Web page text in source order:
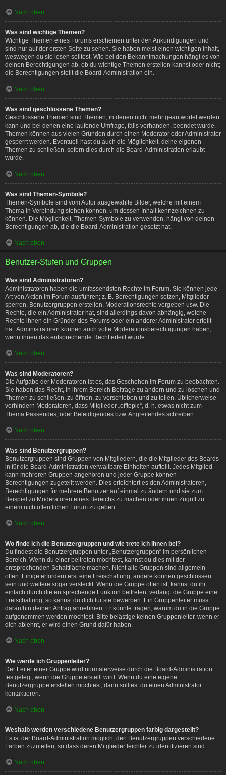
Nach oben
Was sind wichtige Themen?
Wichtige Themen eines Forums erscheinen unter den Ankündigungen und
sind nur auf der ersten Seite zu sehen. Sie haben meist einen wichtigen Inhalt,
weswegen du sie lesen solltest. Wie bei den Bekanntmachungen hängt es von
deinen Berechtigungen ab, ob du wichtige Themen erstellen kannst oder nicht;
die Berechtigungen stellt die Board-Administration ein.
Nach oben
Was sind geschlossene Themen?
Geschlossene Themen sind Themen, in denen nicht mehr geantwortet werden
kann und bei denen eine laufende Umfrage, falls vorhanden, beendet wurde.
Themen können aus vielen Gründen durch einen Moderator oder Administrator
gesperrt werden. Eventuell hast du auch die Möglichkeit, deine eigenen
Themen zu schließen, sofern dies durch die Board-Administration erlaubt
wurde.
Nach oben
Was sind Themen-Symbole?
Themen-Symbole sind vom Autor ausgewählte Bilder, welche mit einem
Thema in Verbindung stehen können, um dessen Inhalt kennzeichnen zu
können. Die Möglichkeit, Themen-Symbole zu verwenden, hängt von deinen
Berechtigungen ab, die die Board-Administration gesetzt hat.
Nach oben
Benutzer-Stufen und Gruppen
Was sind Administratoren?
Administratoren haben die umfassendsten Rechte im Forum. Sie können jede
Art von Aktion im Forum ausführen; z. B. Berechtigungen setzen, Mitglieder
sperren, Benutzergruppen erstellen, Moderationsrechte vergeben usw. Die
Rechte, die ein Administrator hat, sind allerdings davon abhängig, welche
Rechte ihnen ein Gründer des Forums oder ein anderer Administrator erteilt
hat. Administratoren können auch volle Moderationsberechtigungen haben,
wenn ihnen das entsprechende Recht erteilt wurde.
Nach oben
Was sind Moderatoren?
Die Aufgabe der Moderatoren ist es, das Geschehen im Forum zu beobachten.
Sie haben das Recht, in ihrem Bereich Beiträge zu ändern und zu löschen und
Themen zu schließen, zu öffnen, zu verschieben und zu teilen. Üblicherweise
verhindern Moderatoren, dass Mitglieder „offtopic“, d. h. etwas nicht zum
Thema Passendes, oder Beleidigendes bzw. Angreifendes schreiben.
Nach oben
Was sind Benutzergruppen?
Benutzergruppen sind Gruppen von Mitgliedern, die die Mitglieder des Boards
in für die Board-Administration verwaltbare Einheiten aufteilt. Jedes Mitglied
kann mehreren Gruppen angehören und jeder Gruppe können
Berechtigungen zugeteilt werden. Dies erleichtert es den Administratoren,
Berechtigungen für mehrere Benutzer auf einmal zu ändern und sie zum
Beispiel zu Moderatoren eines Bereichs zu machen oder ihnen Zugriff zu
einem nichtöffentlichen Forum zu geben.
Nach oben
Wo finde ich die Benutzergruppen und wie trete ich ihnen bei?
Du findest die Benutzergruppen unter „Benutzergruppen“ im persönlichen
Bereich. Wenn du einer beitreten möchtest, kannst du dies mit der
entsprechenden Schaltfläche machen. Nicht alle Gruppen sind allgemein
offen. Einige erfordern erst eine Freischaltung, andere können geschlossen
sein und weitere sogar versteckt. Wenn die Gruppe offen ist, kannst du ihr
einfach durch die entsprechende Funktion beitreten; verlangt die Gruppe eine
Freischaltung, so kannst du dich für sie bewerben. Ein Gruppenleiter muss
daraufhin deinen Antrag annehmen. Er könnte fragen, warum du in die Gruppe
aufgenommen werden möchtest. Bitte belästige keinen Gruppenleiter, wenn er
dich ablehnt, er wird einen Grund dafür haben.
Nach oben
Wie werde ich Gruppenleiter?
Der Leiter einer Gruppe wird normalerweise durch die Board-Administration
festgelegt, wenn die Gruppe erstellt wird. Wenn du eine eigene
Benutzergruppe erstellen möchtest, dann solltest du einen Administrator
kontaktieren.
Nach oben
Weshalb werden verschiedene Benutzergruppen farbig dargestellt?
Es ist der Board-Administration möglich, den Benutzergruppen verschiedene
Farben zuzuteilen, so dass deren Mitglieder leichter zu identifizieren sind.
Nach oben